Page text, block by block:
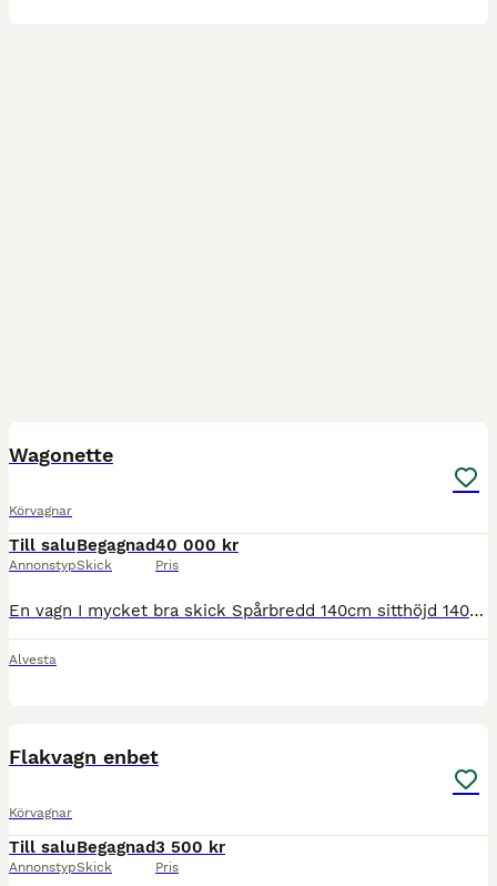
Wagonette
Körvagnar
Till salu
Annonstyp
Begagnad
Skick
40 000 kr
Pris
En vagn I mycket bra skick Spårbredd 140cm sitthöjd 140cm sittbänk bak 110cm Skivbromsar på alla 4 hjulen o mekanisk handbroms ställbara skaklar o parstång däck 3.00x23 luftfjädring vikt 380kg viss tr
Alvesta
Flakvagn enbet
Körvagnar
Till salu
Annonstyp
Begagnad
Skick
3 500 kr
Pris